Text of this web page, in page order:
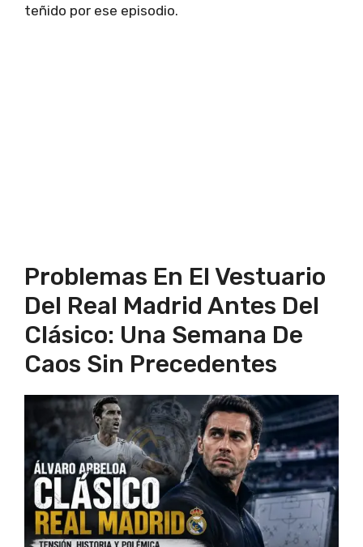
teñido por ese episodio.
Problemas En El Vestuario
Del Real Madrid Antes Del
Clásico: Una Semana De
Caos Sin Precedentes